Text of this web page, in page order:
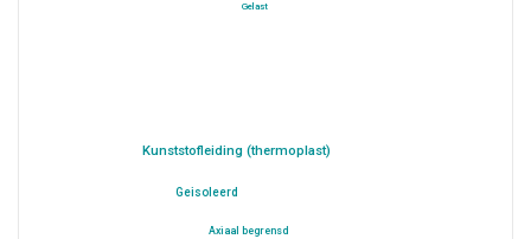
Gelast
Kunststofleiding (thermoplast)
Geisoleerd
Axiaal begrensd